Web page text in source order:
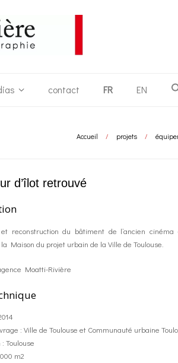
contact FR EN
Accueil / projets /
d’îlot retrouvé
et reconstruction du bâtiment de l’ancien
Maison du projet urbain de la Ville de Toulouse.
Moatti-Rivière
: Ville de Toulouse et Communauté urbaine
Toulouse
m2